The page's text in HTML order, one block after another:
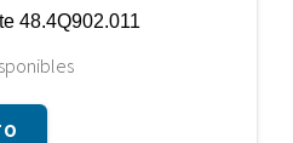
48.4Q902.011